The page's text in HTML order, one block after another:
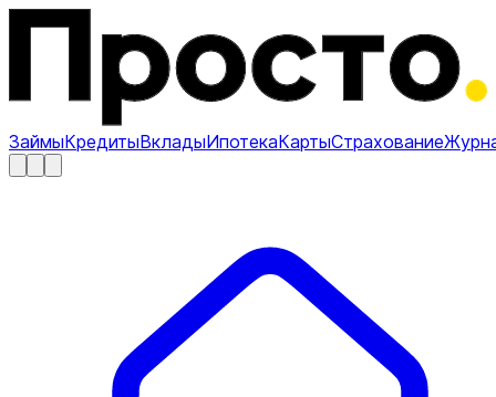
ЗаймыКредитыВкладыИпотекаКартыСтрахование